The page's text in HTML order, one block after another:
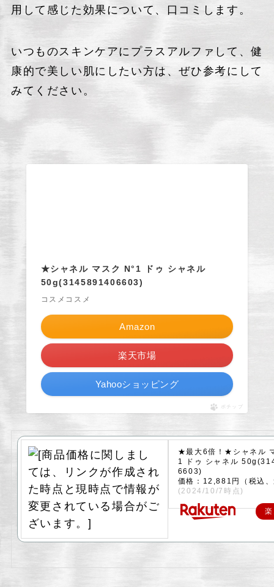
用して感じた効果について、口コミします。
いつものスキンケアにプラスアルファして、健
康的で美しい肌にしたい方は、ぜひ参考にして
みてください。
★シャネル マスク N°1 ドゥ シャネル
50g(3145891406603)
コスメコスメ
Amazon
楽天市場
Yahooショッピング
ポチップ
★最大6倍！★シャネル
1 ドゥ シャネル
6603)
価格：12,881円（税込
(2024/10/7時点)